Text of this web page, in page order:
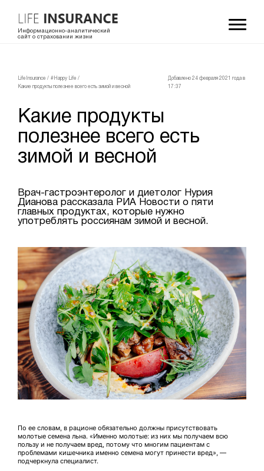
Информационно-аналитический
сайт о страховании жизни
LifeInsurance / #Happy Life /
Какие продукты полезнее всего есть зимой и весной
Добавлено 24 февраля 2021 года в
17:37
Какие продукты
полезнее всего есть
зимой и весной
Врач-гастроэнтеролог и диетолог Нурия
Дианова рассказала РИА Новости о пяти
главных продуктах, которые нужно
употреблять россиянам зимой и весной.
По ее словам, в рационе обязательно должны присутствовать
молотые семена льна. «Именно молотые: из них мы получаем всю
пользу и не получаем вред, потому что многим пациентам с
проблемами кишечника именно семена могут принести вред», —
подчеркнула специалист.